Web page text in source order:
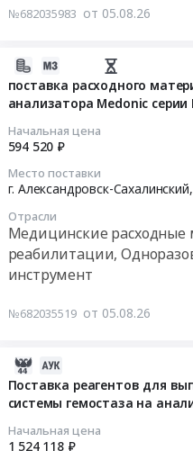
№682035983 от 05.08.26
поставка расходного
анализатора Medonic серии
Начальная цена
594 520 ₽
Место поставки
г. Александровск-
Отрасли
Медицинские расходные
реабилитации,
инструмент
№682035519 от 05.08.26
Поставка реагентов для
системы гемостаза на
Начальная цена
1 524 118 ₽